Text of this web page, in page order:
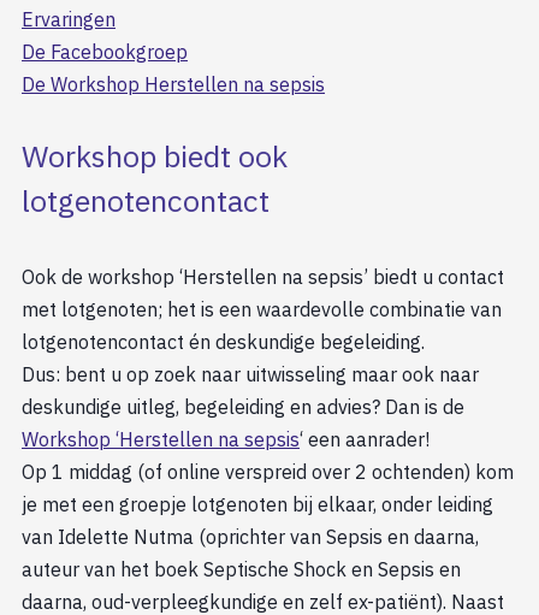
Ervaringen
De Facebookgroep
De Workshop Herstellen na sepsis
Workshop biedt ook
lotgenotencontact
Ook de workshop ‘Herstellen na sepsis’ biedt u contact
met lotgenoten; het is een waardevolle combinatie van
lotgenotencontact én deskundige begeleiding.
Dus: bent u op zoek naar uitwisseling maar ook naar
deskundige uitleg, begeleiding en advies? Dan is de
Workshop ‘Herstellen na sepsis‘ een aanrader!
Op 1 middag (of online verspreid over 2 ochtenden) kom
je met een groepje lotgenoten bij elkaar, onder leiding
van Idelette Nutma (oprichter van Sepsis en daarna,
auteur van het boek Septische Shock en Sepsis en
daarna, oud-verpleegkundige en zelf ex-patiënt). Naast